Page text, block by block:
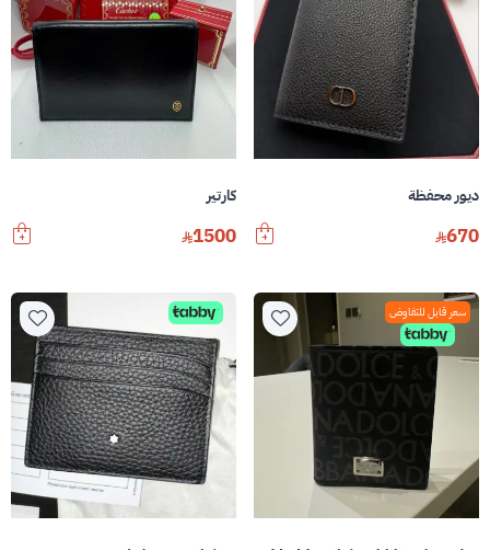
ديور محفظة
670
كارتير
1500
سعر قابل للتفاوض